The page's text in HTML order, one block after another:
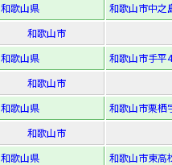
和歌山県
和歌山市中之
和歌山市
和歌山県
和歌山市手平
和歌山市
和歌山県
和歌山市栗栖
和歌山市
和歌山県
和歌山市東高